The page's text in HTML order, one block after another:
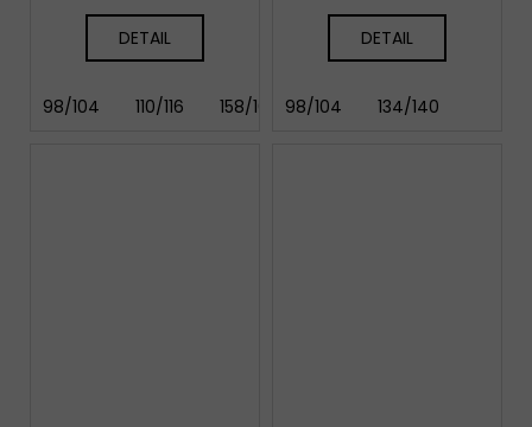
DETAIL
98/104 110/116 158/164
DETAIL
98/104 134/140